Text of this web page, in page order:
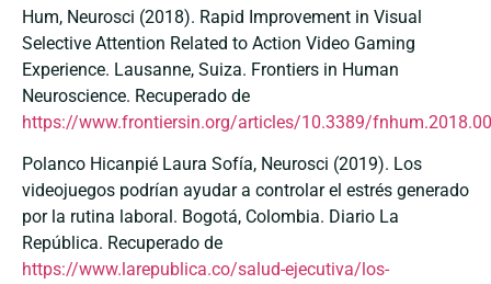
Hum, Neurosci (2018). Rapid Improvement in Visual
Selective Attention Related to Action Video Gaming
Experience. Lausanne, Suiza. Frontiers in Human
Neuroscience. Recuperado de
https://www.frontiersin.org/articles/10.3389/
Polanco Hicanpié Laura Sofía, Neurosci (2019). Los
videojuegos podrían ayudar a controlar el estrés generado
por la rutina laboral. Bogotá, Colombia. Diario La
República. Recuperado de
https://www.larepublica.co/salud-ejecutiva/los-